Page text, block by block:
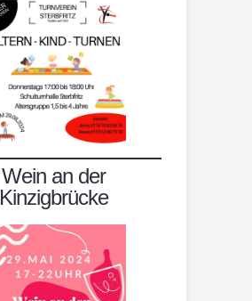
Wein an der
Kinzigbrücke